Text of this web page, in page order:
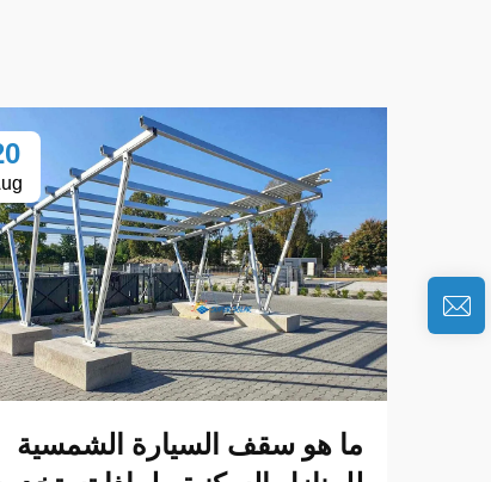
ما هو سقف السيارة الشمسية